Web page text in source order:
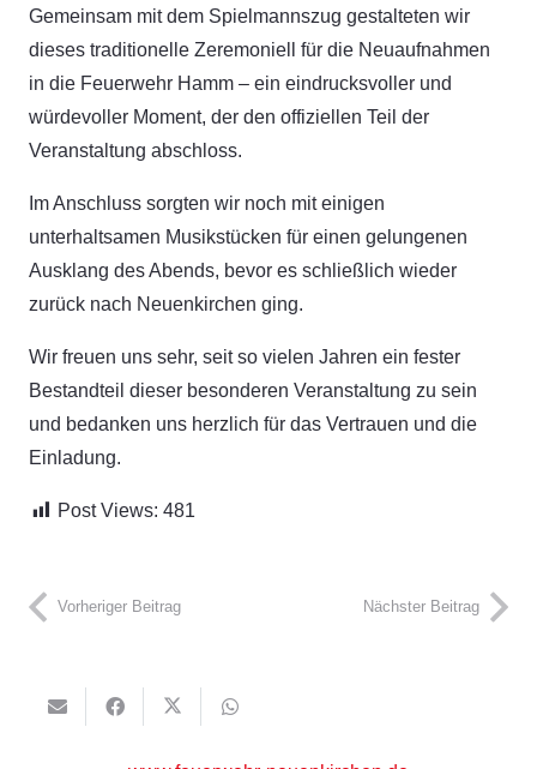
Gemeinsam mit dem Spielmannszug gestalteten wir
dieses traditionelle Zeremoniell für die Neuaufnahmen
in die Feuerwehr Hamm – ein eindrucksvoller und
würdevoller Moment, der den offiziellen Teil der
Veranstaltung abschloss.
Im Anschluss sorgten wir noch mit einigen
unterhaltsamen Musikstücken für einen gelungenen
Ausklang des Abends, bevor es schließlich wieder
zurück nach Neuenkirchen ging.
Wir freuen uns sehr, seit so vielen Jahren ein fester
Bestandteil dieser besonderen Veranstaltung zu sein
und bedanken uns herzlich für das Vertrauen und die
Einladung.
Post Views: 481
Vorheriger Beitrag Nächster Beitrag